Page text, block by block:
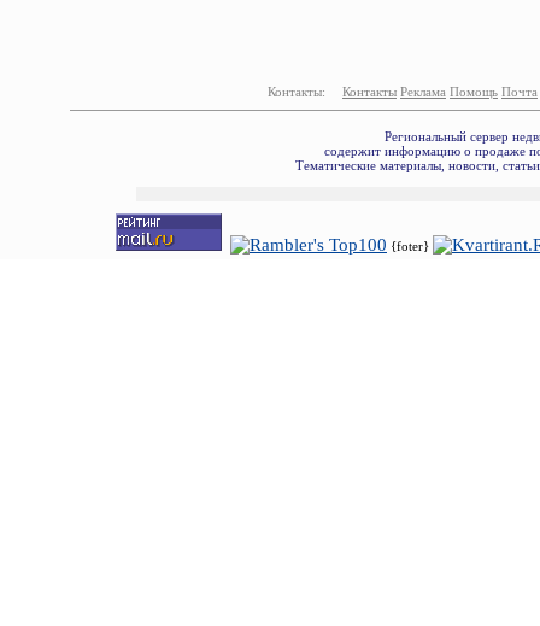
Контакты: Контакты Реклама Помощь Почта
Региональный сервер
содержит информацию о продаже
Тематические материалы, новости,
{foter}